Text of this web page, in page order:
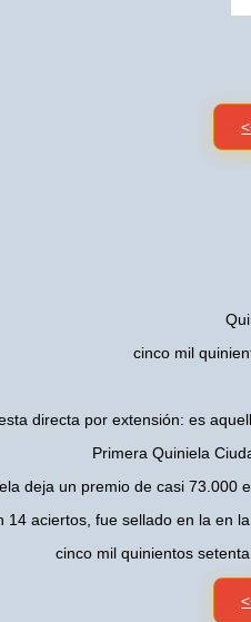
cinco mil
directa por extensión: es
Primera Quiniela
deja un premio de casi 73.000
14 aciertos, fue sellado en la en
cinco mil quinientos